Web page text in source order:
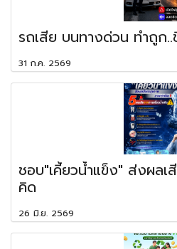
รถเสีย บนทางด่วน ทำถูก
31 ก.ค. 2569
ชอบ"เคี้ยวน้ำแข็ง" ส่งผล
คิด
26 มิ.ย. 2569